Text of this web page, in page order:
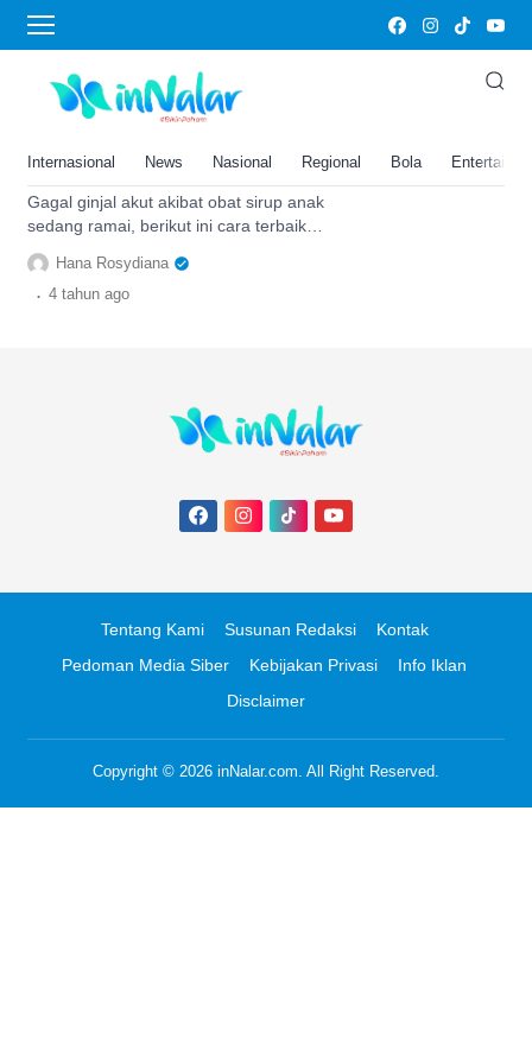
Internasional News Nasional Regional Bola
dosis obat pada anak
Dosis Obat Demam pada Anak
Agar Tidak Terkena Gagal Ginjal
Tentukan Dosis
Gagal ginjal akut akibat obat sirup anak
sedang ramai, berikut ini cara terbaik
menentukan dosis obat agar tak terkena
penyakit itu.
Hana Rosydiana
. 4 tahun ago
Tentang Kami Susunan Redaksi
Kontak
Pedoman Media Siber
Kebijakan Privasi
Info Iklan
Disclaimer
Copyright © 2026 inNalar.com. All Right Reserved.